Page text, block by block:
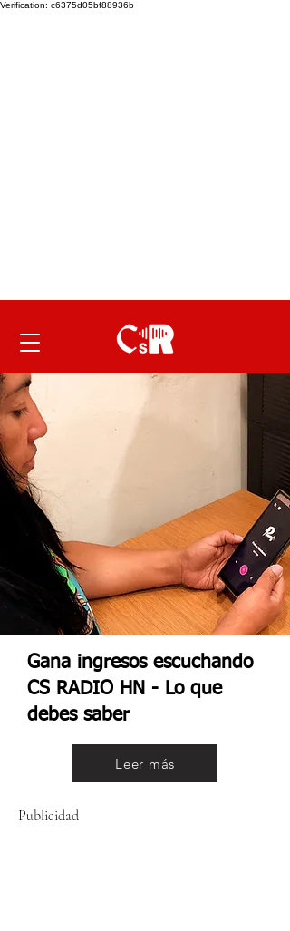
Verification: c6375d05bf88936b
Gana ingresos escuchando
CS RADIO HN - Lo que
debes saber
Leer más
Publicidad